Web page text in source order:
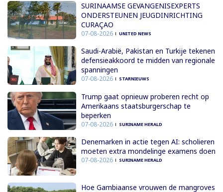
SURINAAMSE GEVANGENISEXPERTS
ONDERSTEUNEN JEUGDINRICHTING
CURAÇAO
07-08-2026 UNITED NEWS
Saudi-Arabië, Pakistan en Turkije tekenen
defensieakkoord te midden van regionale
spanningen
07-08-2026 STARNIEUWS
Trump gaat opnieuw proberen recht op
Amerikaans staatsburgerschap te
beperken
07-08-2026 SURINAME HERALD
Denemarken in actie tegen AI: scholieren
moeten extra mondelinge examens doen
07-08-2026 SURINAME HERALD
Hoe Gambiaanse vrouwen de mangroves